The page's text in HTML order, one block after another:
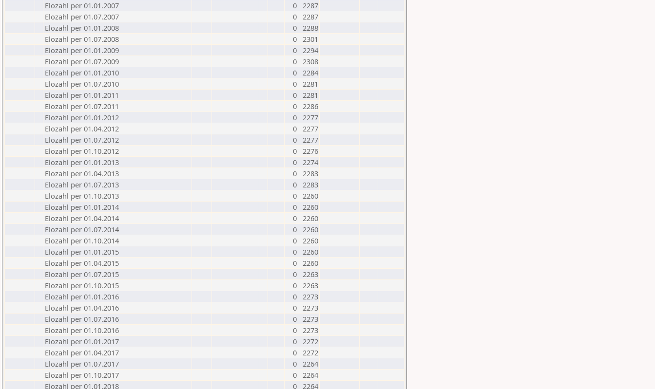
Elozahl per 01.01.2007
0 2287
Elozahl per 01.07.2007
0 2287
Elozahl per 01.01.2008
0 2288
Elozahl per 01.07.2008
0 2301
Elozahl per 01.01.2009
0 2294
Elozahl per 01.07.2009
0 2308
Elozahl per 01.01.2010
0 2284
Elozahl per 01.07.2010
0 2281
Elozahl per 01.01.2011
0 2281
Elozahl per 01.07.2011
0 2286
Elozahl per 01.01.2012
0 2277
Elozahl per 01.04.2012
0 2277
Elozahl per 01.07.2012
0 2277
Elozahl per 01.10.2012
0 2276
Elozahl per 01.01.2013
0 2274
Elozahl per 01.04.2013
0 2283
Elozahl per 01.07.2013
0 2283
Elozahl per 01.10.2013
0 2260
Elozahl per 01.01.2014
0 2260
Elozahl per 01.04.2014
0 2260
Elozahl per 01.07.2014
0 2260
Elozahl per 01.10.2014
0 2260
Elozahl per 01.01.2015
0 2260
Elozahl per 01.04.2015
0 2260
Elozahl per 01.07.2015
0 2263
Elozahl per 01.10.2015
0 2263
Elozahl per 01.01.2016
0 2273
Elozahl per 01.04.2016
0 2273
Elozahl per 01.07.2016
0 2273
Elozahl per 01.10.2016
0 2273
Elozahl per 01.01.2017
0 2272
Elozahl per 01.04.2017
0 2272
Elozahl per 01.07.2017
0 2264
Elozahl per 01.10.2017
0 2264
Elozahl per 01.01.2018
0 2264